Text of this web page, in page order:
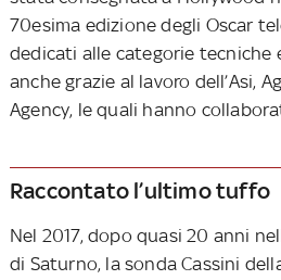
70esima edizione degli Oscar
dedicati alle categorie
anche grazie al lavoro dell’Asi,
Agency, le quali hanno
Raccontato l’ultimo tuffo
Nel 2017, dopo quasi 20 anni
di Saturno, la sonda Cassini